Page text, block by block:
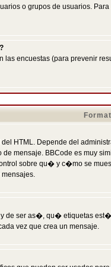
o grupos de usuarios.
encuestas (para prevenir
HTML. Depende del
mensaje. BBCode es muy
sobre qu� y c�mo se
de ser as�, qu� etiquetas
vez que crea un mensaje.